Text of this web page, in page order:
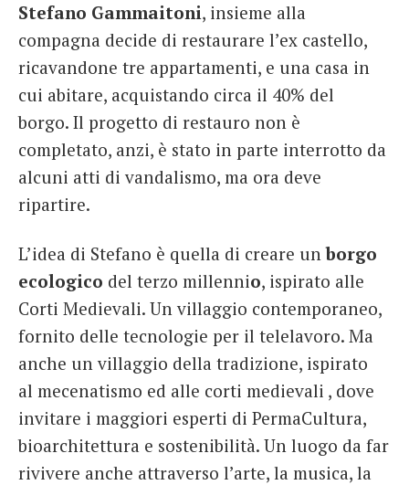
Stefano Gammaitoni, insieme alla
compagna decide di restaurare l’ex castello,
ricavandone tre appartamenti, e una casa in
cui abitare, acquistando circa il 40% del
borgo. Il progetto di restauro non è
completato, anzi, è stato in parte interrotto da
alcuni atti di vandalismo, ma ora deve
ripartire.
L’idea di Stefano è quella di creare unborgo
ecologico del terzo millennio, ispirato alle
Corti Medievali. Un villaggio contemporaneo,
fornito delle tecnologie per il telelavoro. Ma
anche un villaggio della tradizione, ispirato
al mecenatismo ed alle corti medievali , dove
invitare i maggiori esperti di PermaCultura,
bioarchitettura e sostenibilità. Un luogo da far
rivivere anche attraverso l’arte, la musica, la